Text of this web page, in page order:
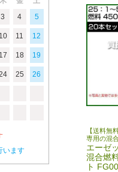
3 4 5
10 11 12
17 18 19
25 26
ます
【送料無
専用の混
エーゼ
混合燃
ト